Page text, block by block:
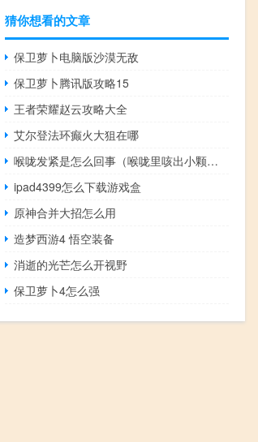
猜你想看的文章
保卫萝卜电脑版沙漠无敌
保卫萝卜腾讯版攻略15
王者荣耀赵云攻略大全
艾尔登法环癫火大狙在哪
喉咙发紧是怎么回事（喉咙里咳出小颗粒很臭怎么回事）
ipad4399怎么下载游戏盒
原神合并大招怎么用
造梦西游4 悟空装备
消逝的光芒怎么开视野
保卫萝卜4怎么强